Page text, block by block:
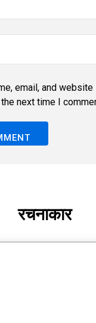
email, and website
next time I
रचनाकार